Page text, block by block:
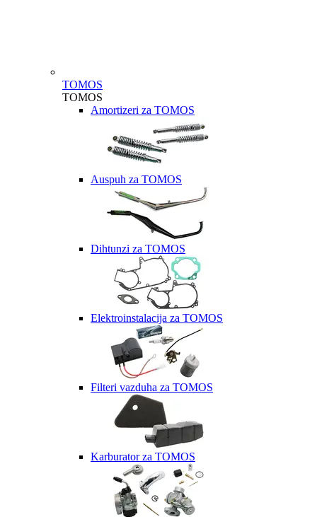
TOMOS
TOMOS
Amortizeri za TOMOS
Auspuh za TOMOS
Dihtunzi za TOMOS
Elektroinstalacija za TOMOS
Filteri vazduha za TOMOS
Karburator za TOMOS